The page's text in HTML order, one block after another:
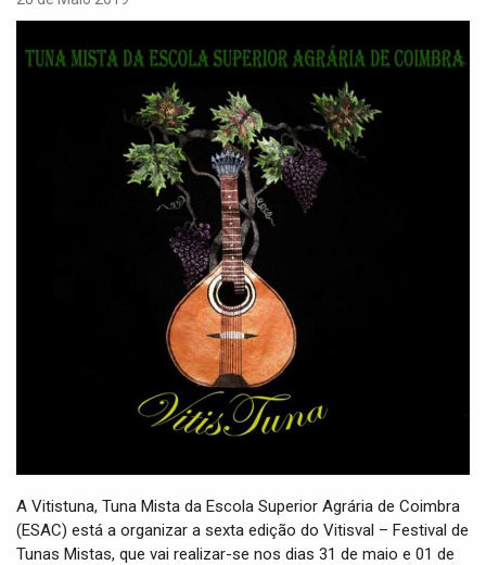
g
a
A Vitistuna, Tuna Mista da Escola Superior Agrária de Coimbra
(ESAC) está a organizar a sexta edição do Vitisval – Festival de
Tunas Mistas, que vai realizar-se nos dias 31 de maio e 01 de